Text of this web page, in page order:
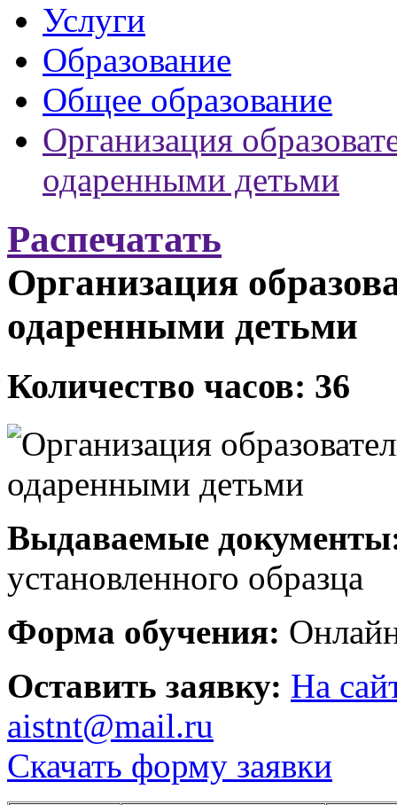
Услуги
Образование
Общее образование
Организация
одаренными детьми
Распечатать
Организация
одаренными детьми
Количество часов: 36
Выдаваемые
установленного образца
Форма обучения:
Оставить заявку: На
aistnt@mail.ru
Скачать форму заявки